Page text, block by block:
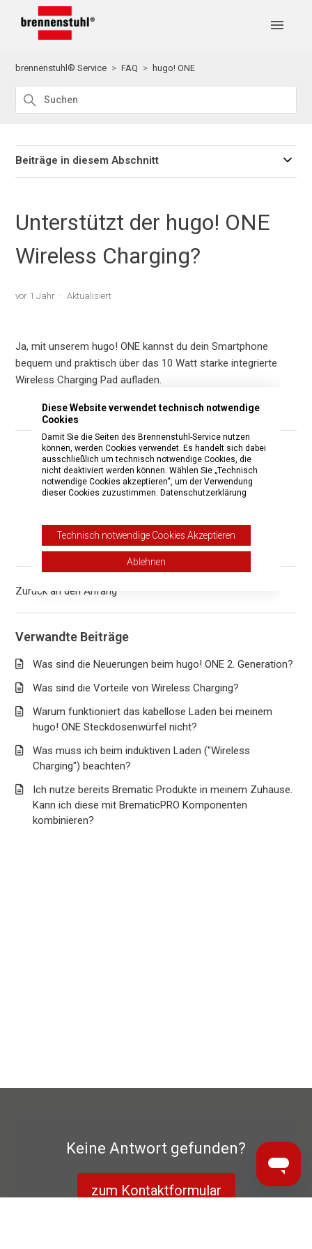
brennenstuhl® Service FAQ hugo! ONE
Beiträge in diesem Abschnitt
Unterstützt der hugo! ONE
Wireless Charging?
vor 1 Jahr Aktualisiert
Ja, mit unserem hugo! ONE kannst du dein Smartphone
bequem und praktisch über das 10 Watt starke integrierte
Wireless Charging Pad aufladen.
War dieser Beitrag hilfreich?
Ja Nein
Haben Sie Fragen?Anfrage einreichen
Zurück an den Anfang
Verwandte Beiträge
Was sind die Neuerungen beim hugo! ONE 2. Generation?
Was sind die Vorteile von Wireless Charging?
Warum funktioniert das kabellose Laden bei meinem
hugo! ONE Steckdosenwürfel nicht?
Was muss ich beim induktiven Laden ("Wireless
Charging") beachten?
Ich nutze bereits Brematic Produkte in meinem Zuhause.
Kann ich diese mit BrematicPRO Komponenten
kombinieren?
Keine Antwort gefunden?
zum Kontaktformular
Diese Website verwendet technisch notwendige
Cookies
Damit Sie die Seiten des Brennenstuhl-Service nutzen
können, werden Cookies verwendet. Es handelt sich dabei
ausschließlich um technisch notwendige Cookies, die
nicht deaktiviert werden können. Wählen Sie „Technisch
notwendige Cookies akzeptieren“, um der Verwendung
dieser Cookies zuzustimmen. Datenschutzerklärung
Technisch notwendige Cookies Akzeptieren
Ablehnen